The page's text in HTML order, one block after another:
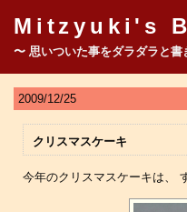
Mitzyuki's
〜 思いついた事をダラダラと書
2009/12/25
クリスマスケーキ
今年のクリスマスケーキは、